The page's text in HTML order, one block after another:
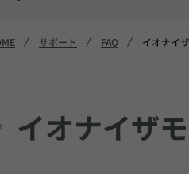
サポート FAQ イオナイ
イオナイザ